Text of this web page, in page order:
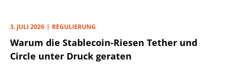
3. JULI 2026 REGULIERUNG
Warum die Stablecoin-Riesen Tether und
Circle unter Druck geraten